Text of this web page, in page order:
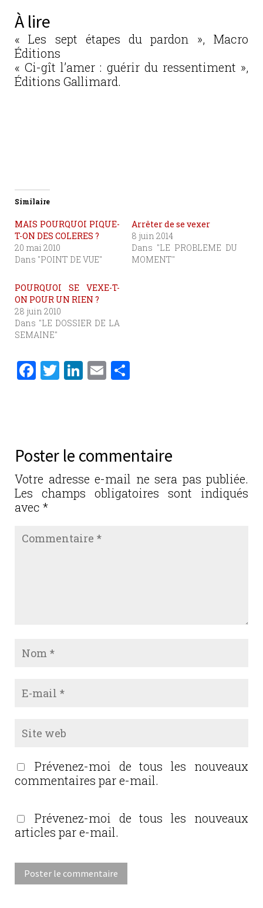
À lire
« Les sept étapes du pardon », Macro
Éditions
« Ci-gît l’amer : guérir du ressentiment »,
Éditions Gallimard.
Similaire
MAIS POURQUOI PIQUE-
T-ON DES COLERES ?
20 mai 2010
Dans "POINT DE VUE"
Arrêter de se vexer
8 juin 2014
Dans "LE PROBLEME DU
MOMENT"
POURQUOI SE VEXE-T-
ON POUR UN RIEN ?
28 juin 2010
Dans "LE DOSSIER DE LA
SEMAINE"
F
b
o
o
k
T
r
Li
n
E
er
Poster le commentaire
Votre adresse e-mail ne sera pas publiée.
Les champs obligatoires sont indiqués
avec *
Prévenez-moi de tous les nouveaux
commentaires par e-mail.
Prévenez-moi de tous les nouveaux
articles par e-mail.